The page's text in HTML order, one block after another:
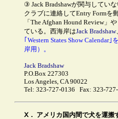
③ Jack Bradshawが関与してい
クラブに連絡してEntry Formを
「The Afghan Hound Review」
ている。西海岸はJack Bradshaw
｢Western States Show Calendar
岸用）。
Jack Bradshaw
P.O.Box 227303
Los Angeles, CA 90022
Tel: 323-727-0136 Fax: 323-
Ⅹ． アメリカ国内間で犬を運搬